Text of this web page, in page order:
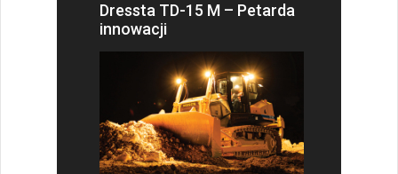
Dressta TD-15 M – Petarda
innowacji